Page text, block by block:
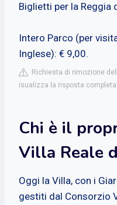
Biglietti per la Reggia
Intero Parco (per
Inglese): € 9,00.
Richiesta di rimozione
isualizza la risposta
Chi è il
Villa Reale
Oggi la Villa, con i
gestiti dal Consorzio